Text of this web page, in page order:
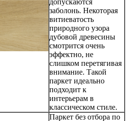
заболонь. Некоторая
витиеватость
природного узора
дубовой древесины
смотрится очень
эффектно, не
слишком перетягивая
внимание. Такой
паркет идеально
подходит к
интерьерам в
классическом стиле.
Паркет без отбора по